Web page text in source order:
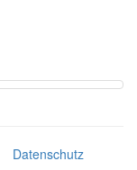
Datenschutz